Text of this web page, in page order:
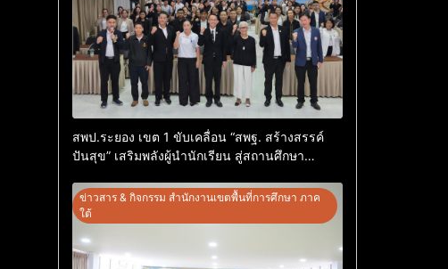
สพป.ระยอง เขต 1 ขับเคลื่อน “สพฐ. สร้างสรรค์
ปันสุข” เสริมพลังผู้นำนักเรียน สู่สถานศึกษา
ข่าวสาร & กิจกรรม สำนักงานเขตพื้นที่การศึกษา ภาค
ใต้